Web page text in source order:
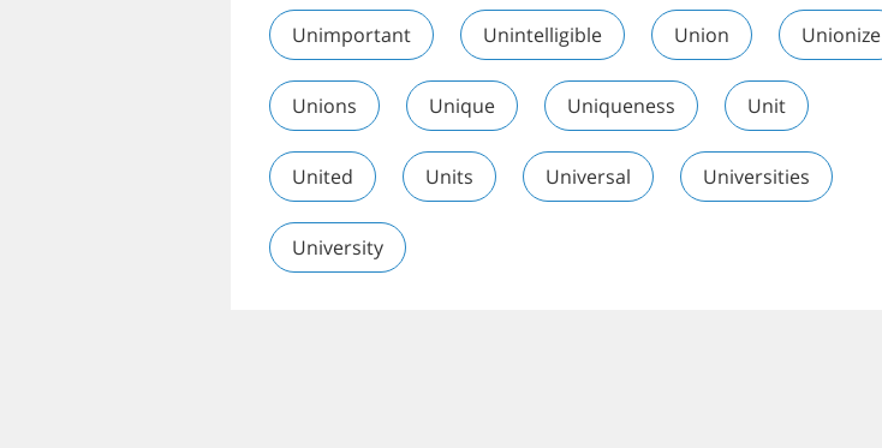
Unimportant Unintelligible Union Unionize
Unions Unique Uniqueness Unit
United Units Universal Universities
University